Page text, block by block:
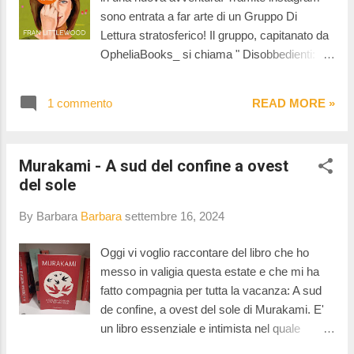
crudeli. Sirene è il secondo libro di Emilia
Hart, dopo Wayworth e , che dire, quasi mi
sono pentita di averlo letto. No, non posso
dire che sia una brutta storia, che non ci si
anc...
sono entrata a far arte di un Gruppo Di
Lettura stratosferico! Il gruppo, capitanato da
OpheliaBooks_ si chiama " Disobbedienti:
leggeremo 10 libri che avranno come filo
troverete qui, alla fine di ogni mese a
momento di parlarvi del libro letto questo
abbastanza, romanzo di esordio di Fran
Littlewood. Quella di Grace è una storia di
fallimento e di rinascita e già dopo le prime
pagine è impossibile non entrare in sintonia e
tifare per lei, soprattutto se si è alle prese con
1 commento READ MORE »
Murakami - A sud del confine a ovest
del sole
By Barbara Barbara settembre 16, 2024
Oggi vi voglio raccontare del libro che ho
messo in valigia questa estate e che mi ha
fatto compagnia per tutta la vacanza: A sud
de confine, a ovest del sole di Murakami. E'
un libro essenziale e intimista nel quale